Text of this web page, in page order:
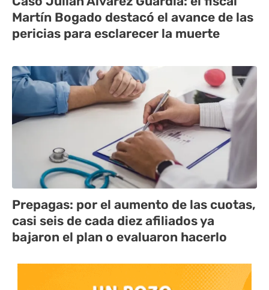
Martín Bogado destacó el avance de las
pericias para esclarecer la muerte
Prepagas: por el aumento de las cuotas,
casi seis de cada diez afiliados ya
bajaron el plan o evaluaron hacerlo